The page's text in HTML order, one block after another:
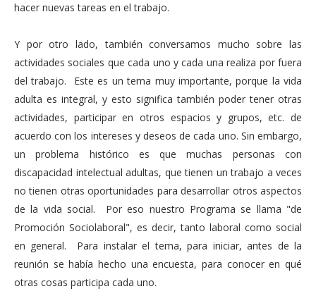
hacer nuevas tareas en el trabajo.
Y por otro lado, también conversamos mucho sobre las
actividades sociales que cada uno y cada una realiza por fuera
del trabajo. Este es un tema muy importante, porque la vida
adulta es integral, y esto significa también poder tener otras
actividades, participar en otros espacios y grupos, etc. de
acuerdo con los intereses y deseos de cada uno. Sin embargo,
un problema histórico es que muchas personas con
discapacidad intelectual adultas, que tienen un trabajo a veces
no tienen otras oportunidades para desarrollar otros aspectos
de la vida social. Por eso nuestro Programa se llama "de
Promoción Sociolaboral", es decir, tanto laboral como social
en general. Para instalar el tema, para iniciar, antes de la
reunión se había hecho una encuesta, para conocer en qué
otras cosas participa cada uno.